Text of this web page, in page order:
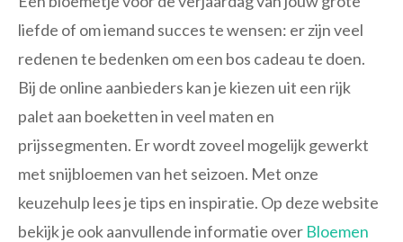
liefde of om iemand succes te wensen: er zijn veel
redenen te bedenken om een bos cadeau te doen.
Bij de online aanbieders kan je kiezen uit een rijk
palet aan boeketten in veel maten en
prijssegmenten. Er wordt zoveel mogelijk gewerkt
met snijbloemen van het seizoen. Met onze
keuzehulp lees je tips en inspiratie. Op deze website
bekijk je ook aanvullende informatie over Bloemen